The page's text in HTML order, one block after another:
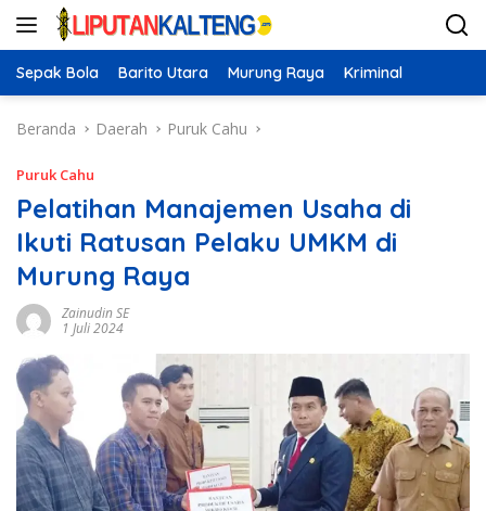
Langsung
Sepak Bola Barito Utara Murung Raya Kriminal
Beranda Daerah Puruk Cahu
Puruk Cahu
Pelatihan Manajemen Usaha di
Ikuti Ratusan Pelaku UMKM di
Murung Raya
Zainudin SE
1 Juli 2024